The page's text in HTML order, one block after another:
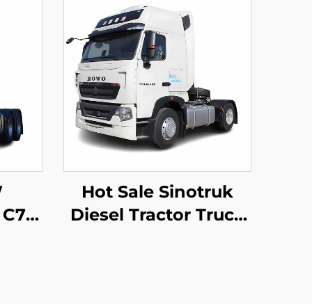
Hot Sale Sinotruk
Diesel Tractor Truck